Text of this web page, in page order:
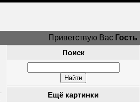
Приветствую Вас Гость
Поиск
Ещё картинки